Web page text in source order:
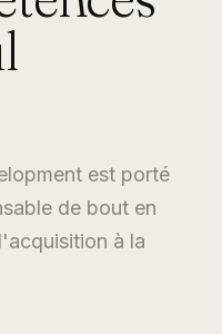
est porté
de bout en
à la